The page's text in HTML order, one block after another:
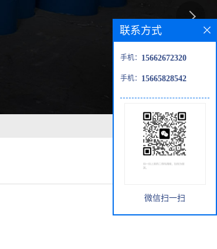
联系方式
手机： 15662672320
手机： 15665828542
微信扫一扫